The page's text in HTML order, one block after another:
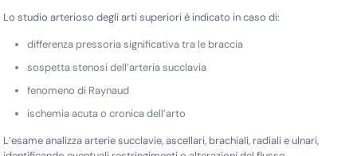
Lo studio arterioso degli arti superiori è indicato in caso di:
differenza pressoria significativa tra le braccia
sospetta stenosi dell’arteria succlavia
fenomeno di Raynaud
ischemia acuta o cronica dell’arto
L’esame analizza arterie succlavie, ascellari, brachiali, radiali e ulnari,